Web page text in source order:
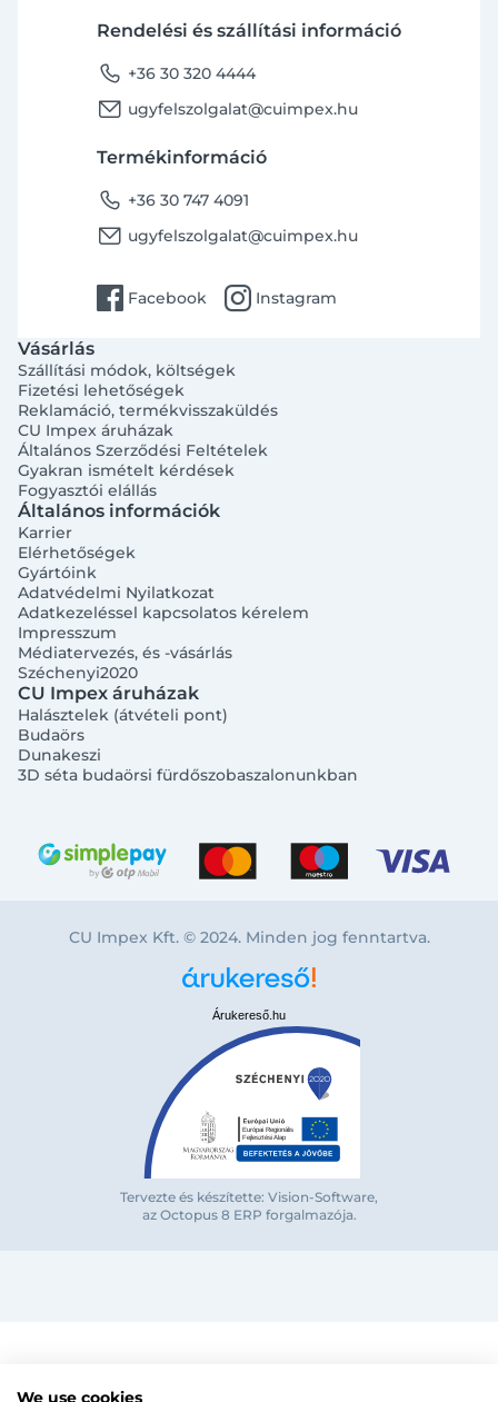
Bejelentkezés e-mail-címmel
Megjegyzés
MOZGÁSKORLÁTOZOTT TERMÉKEK
Radiátorok
Rendelési és szállítási információ
phone +36 30 320 4444
email ugyfelszolgalat@cuimpex.hu
Termékinformáció
phone +36 30 747 4091
email ugyfelszolgalat@cuimpex.hu
facebook Facebook instagram Instagram
Vásárlás
Szállítási módok, költségek
Fizetési lehetőségek
Reklamáció, termékvisszaküldés
CU Impex áruházak
Általános Szerződési Feltételek
Gyakran ismételt kérdések
Fogyasztói elállás
Általános információk
Karrier
Elérhetőségek
Gyártóink
Adatvédelmi Nyilatkozat
Adatkezeléssel kapcsolatos kérelem
Impresszum
Médiatervezés, és -vásárlás
Széchenyi2020
CU Impex áruházak
Halásztelek (átvételi pont)
Budaörs
Dunakeszi
3D séta budaörsi fürdőszobaszalonunkban
CU Impex Kft. © 2024. Minden jog fenntartva.
Árukereső.hu
Tervezte és készítette: Vision-Software,
az Octopus 8 ERP forgalmazója.
We use cookies